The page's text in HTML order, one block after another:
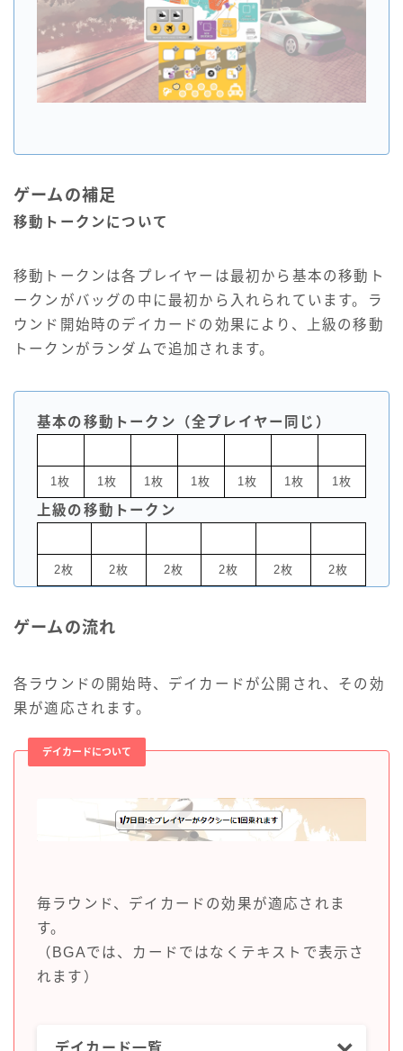
ゲームの補足
移動トークンについて
移動トークンは各プレイヤーは最初から基本の移動ト
ークンがバッグの中に最初から入れられています。ラ
ウンド開始時のデイカードの効果により、上級の移動
トークンがランダムで追加されます。
基本の移動トークン（全プレイヤー同じ）
1枚 1枚 1枚 1枚 1枚 1枚 1枚
上級の移動トークン
2枚 2枚 2枚 2枚 2枚 2枚
ゲームの流れ
各ラウンドの開始時、デイカードが公開され、その効
果が適応されます。
デイカードについて
毎ラウンド、デイカードの効果が適応されま
す。
（BGAでは、カードではなくテキストで表示さ
れます）